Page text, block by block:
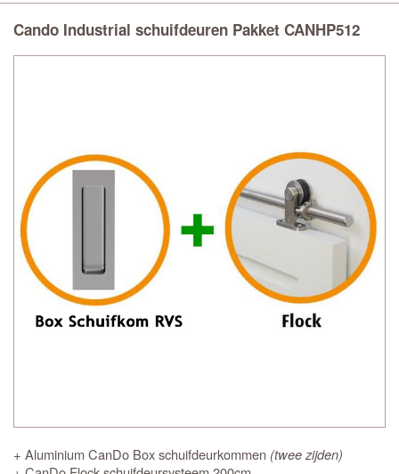
Cando Industrial schuifdeuren Pakket CANHP512
+ Aluminium CanDo Box schuifdeurkommen (twee zijden)